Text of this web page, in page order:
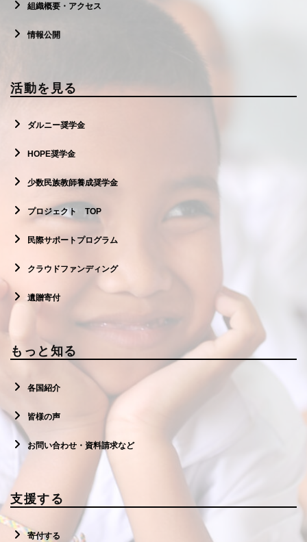
組織概要・アクセス
情報公開
活動を見る
ダルニー奨学金
HOPE奨学金
少数民族教師養成奨学金
プロジェクト TOP
民際サポートプログラム
クラウドファンディング
遺贈寄付
もっと知る
各国紹介
皆様の声
お問い合わせ・資料請求など
支援する
寄付する